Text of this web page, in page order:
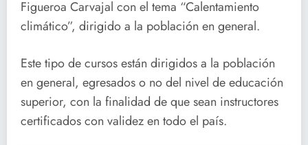
Figueroa Carvajal con el tema “Calentamiento
climático”, dirigido a la población en general.
Este tipo de cursos están dirigidos a la población
en general, egresados o no del nivel de educación
superior, con la finalidad de que sean instructores
certificados con validez en todo el país.